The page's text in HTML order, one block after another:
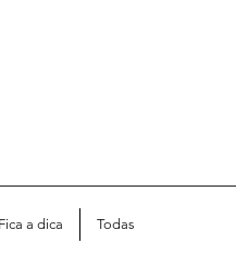
Fica a dica Todas